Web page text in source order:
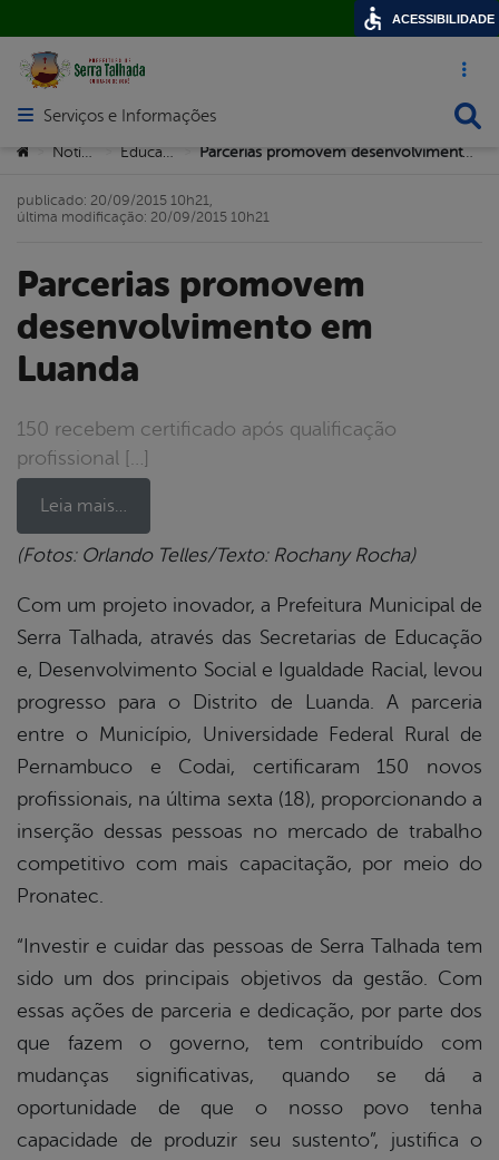
Acesso
Abrir menu principal de navegação
Serviços e Informações
Você está aqui:
> Notícias > > Parcerias promovem desenvolvimento em Luanda
Parcerias promovem
desenvolvimento em
Luanda
150 recebem certificado após qualificação
profissional […]
Leia mais…
publicado: 20/09/2015 10h21,
última modificação: 20/09/2015 10h21
(Fotos: Orlando Telles/Texto: Rochany Rocha)
Com um projeto inovador, a Prefeitura Municipal de
Serra Talhada, através das Secretarias de Educação
e, Desenvolvimento Social e Igualdade Racial, levou
progresso para o Distrito de Luanda. A parceria
entre o Município, Universidade Federal Rural de
Pernambuco e Codai, certificaram 150 novos
profissionais, na última sexta (18), proporcionando a
inserção dessas pessoas no mercado de trabalho
competitivo com mais capacitação, por meio do
Pronatec.
“Investir e cuidar das pessoas de Serra Talhada tem
sido um dos principais objetivos da gestão. Com
essas ações de parceria e dedicação, por parte dos
que fazem o governo, tem contribuído com
mudanças significativas, quando se dá a
oportunidade de que o nosso povo tenha
capacidade de produzir seu sustento”, justifica o
ACESSIBILIDADE